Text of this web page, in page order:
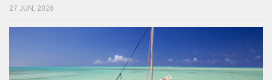
27 JUN, 2026